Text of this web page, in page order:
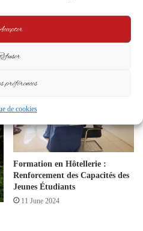
préférences
de cookies
L’Engagement de Franisia
Espace Mode pour
Formation en Hôtellerie :
Renforcement des Capacités des
Jeunes Étudiants
11 June 2024